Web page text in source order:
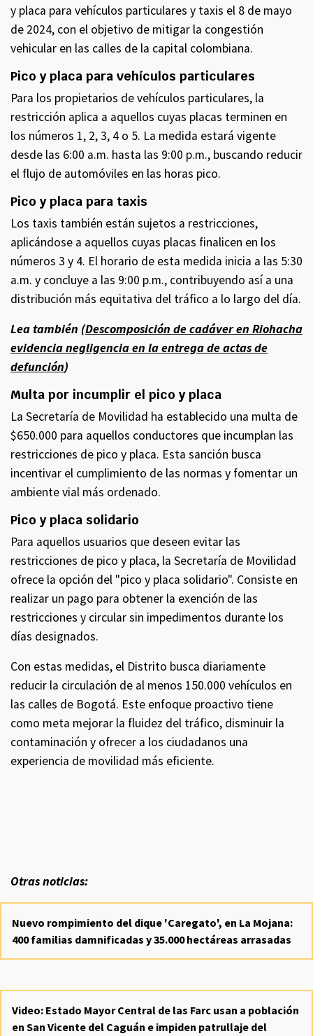
y placa para vehículos particulares y taxis el 8 de mayo
de 2024, con el objetivo de mitigar la congestión
vehicular en las calles de la capital colombiana.
Pico y placa para vehículos particulares
Para los propietarios de vehículos particulares, la
restricción aplica a aquellos cuyas placas terminen en
los números 1, 2, 3, 4 o 5. La medida estará vigente
desde las 6:00 a.m. hasta las 9:00 p.m., buscando reducir
el flujo de automóviles en las horas pico.
Pico y placa para taxis
Los taxis también están sujetos a restricciones,
aplicándose a aquellos cuyas placas finalicen en los
números 3 y 4. El horario de esta medida inicia a las 5:30
a.m. y concluye a las 9:00 p.m., contribuyendo así a una
distribución más equitativa del tráfico a lo largo del día.
Lea también (Descomposición de cadáver en Riohacha
evidencia negligencia en la entrega de actas de
defunción)
Multa por incumplir el pico y placa
La Secretaría de Movilidad ha establecido una multa de
$650.000 para aquellos conductores que incumplan las
restricciones de pico y placa. Esta sanción busca
incentivar el cumplimiento de las normas y fomentar un
ambiente vial más ordenado.
Pico y placa solidario
Para aquellos usuarios que deseen evitar las
restricciones de pico y placa, la Secretaría de Movilidad
ofrece la opción del "pico y placa solidario". Consiste en
realizar un pago para obtener la exención de las
restricciones y circular sin impedimentos durante los
días designados.
Con estas medidas, el Distrito busca diariamente
reducir la circulación de al menos 150.000 vehículos en
las calles de Bogotá. Este enfoque proactivo tiene
como meta mejorar la fluidez del tráfico, disminuir la
contaminación y ofrecer a los ciudadanos una
experiencia de movilidad más eficiente.
Otras noticias:
Nuevo rompimiento del dique 'Caregato', en La Mojana:
400 familias damnificadas y 35.000 hectáreas arrasadas
Video: Estado Mayor Central de las Farc usan a población
en San Vicente del Caguán e impiden patrullaje del